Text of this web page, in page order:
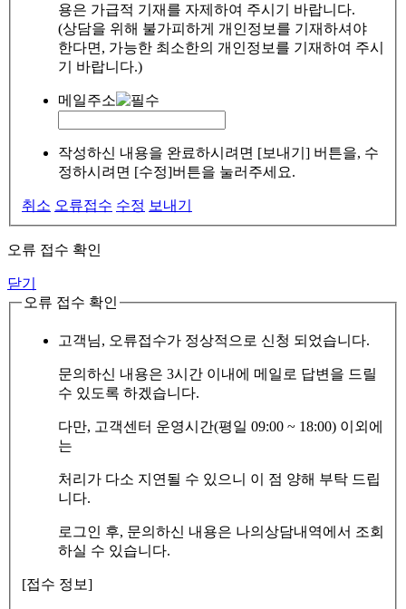
용은 가급적 기재를 자제하여 주시기 바랍니다.
(상담을 위해 불가피하게 개인정보를 기재하셔야
한다면, 가능한 최소한의 개인정보를 기재하여 주시
기 바랍니다.)
메일주소
작성하신 내용을 완료하시려면 [보내기] 버튼을, 수
정하시려면 [수정]버튼을 눌러주세요.
취소 오류접수 수정 보내기
오류 접수 확인
닫기
오류 접수 확인
고객님, 오류접수가 정상적으로 신청 되었습니다.
문의하신 내용은 3시간 이내에 메일로 답변을 드릴
수 있도록 하겠습니다.
다만, 고객센터 운영시간(평일 09:00 ~ 18:00) 이외에
는
처리가 다소 지연될 수 있으니 이 점 양해 부탁 드립
니다.
로그인 후, 문의하신 내용은 나의상담내역에서 조회
하실 수 있습니다.
[접수 정보]